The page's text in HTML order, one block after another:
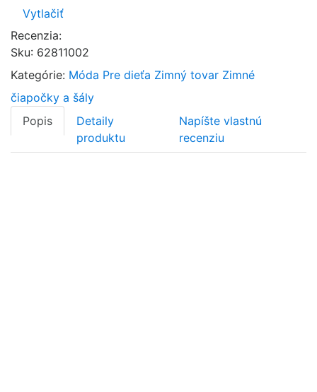
Vytlačiť
Recenzia:
Sku: 62811002
Kategórie: Móda Pre dieťa Zimný tovar Zimné
čiapočky a šály
Popis
Detaily
produktu
Napíšte vlastnú
recenziu